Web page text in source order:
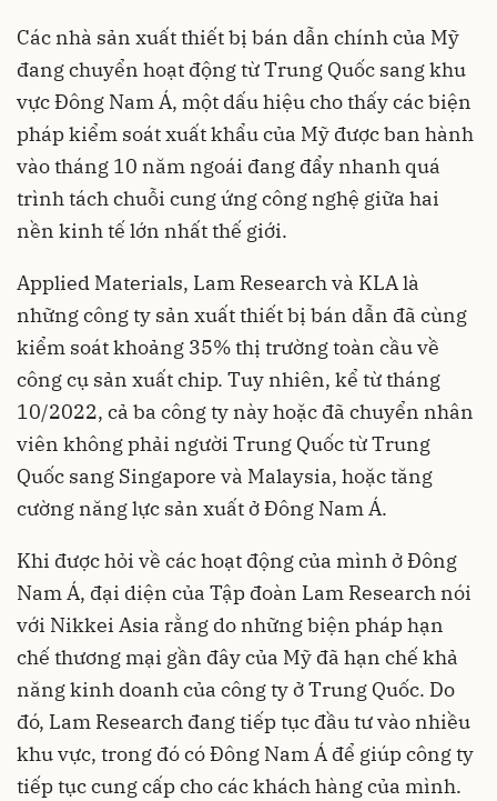
Các nhà sản xuất thiết bị bán dẫn chính của Mỹ
đang chuyển hoạt động từ Trung Quốc sang khu
vực Đông Nam Á, một dấu hiệu cho thấy các biện
pháp kiểm soát xuất khẩu của Mỹ được ban hành
vào tháng 10 năm ngoái đang đẩy nhanh quá
trình tách chuỗi cung ứng công nghệ giữa hai
nền kinh tế lớn nhất thế giới.
Applied Materials, Lam Research và KLA là
những công ty sản xuất thiết bị bán dẫn đã cùng
kiểm soát khoảng 35% thị trường toàn cầu về
công cụ sản xuất chip. Tuy nhiên, kể từ tháng
10/2022, cả ba công ty này hoặc đã chuyển nhân
viên không phải người Trung Quốc từ Trung
Quốc sang Singapore và Malaysia, hoặc tăng
cường năng lực sản xuất ở Đông Nam Á.
Khi được hỏi về các hoạt động của mình ở Đông
Nam Á, đại diện của Tập đoàn Lam Research nói
với Nikkei Asia rằng do những biện pháp hạn
chế thương mại gần đây của Mỹ đã hạn chế khả
năng kinh doanh của công ty ở Trung Quốc. Do
đó, Lam Research đang tiếp tục đầu tư vào nhiều
khu vực, trong đó có Đông Nam Á để giúp công ty
tiếp tục cung cấp cho các khách hàng của mình.